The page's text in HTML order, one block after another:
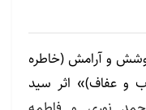
و آرامش (خاطره
و عفاف)» اثر سید